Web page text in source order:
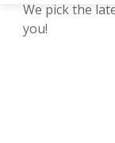
We pick the
you!